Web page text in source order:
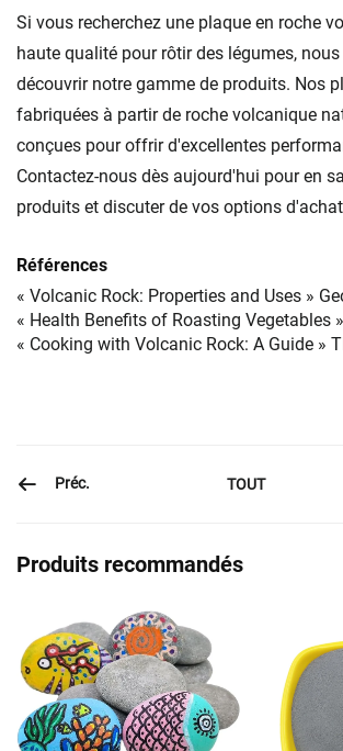
Si vous recherchez une plaque en roche
haute qualité pour rôtir des légumes,
découvrir notre gamme de produits. Nos
fabriquées à partir de roche volcanique
conçues pour offrir d'excellentes
Contactez-nous dès aujourd'hui pour en
produits et discuter de vos options
Références
« Volcanic Rock: Properties and Uses »
« Health Benefits of Roasting Vegetables
« Cooking with Volcanic Rock: A Guide »
Préc. TOUT
Produits recommandés